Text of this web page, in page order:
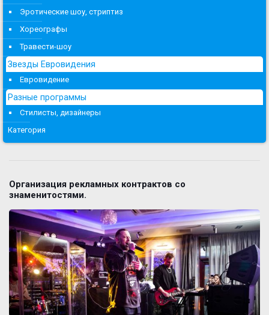
Эротические шоу, стриптиз
Хореографы
Травести-шоу
Звезды Евровидения
Евровидение
Разные программы
Стилисты, дизайнеры
Категория
Организация рекламных контрактов со
знаменитостями.